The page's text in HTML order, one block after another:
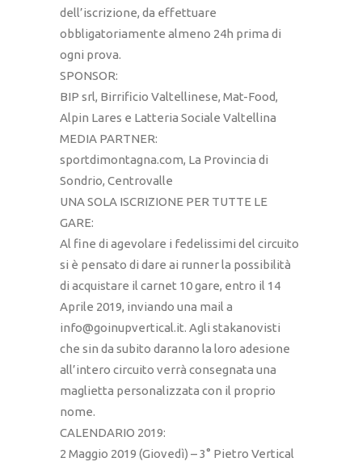
dell’iscrizione, da effettuare
obbligatoriamente almeno 24h prima di
ogni prova.
SPONSOR:
BIP srl, Birrificio Valtellinese, Mat-Food,
Alpin Lares e Latteria Sociale Valtellina
MEDIA PARTNER:
sportdimontagna.com, La Provincia di
Sondrio, Centrovalle
UNA SOLA ISCRIZIONE PER TUTTE LE
GARE:
Al fine di agevolare i fedelissimi del circuito
si è pensato di dare ai runner la possibilità
di acquistare il carnet 10 gare, entro il 14
Aprile 2019, inviando una mail a
info@goinupvertical.it. Agli stakanovisti
che sin da subito daranno la loro adesione
all’intero circuito verrà consegnata una
maglietta personalizzata con il proprio
nome.
CALENDARIO 2019:
2 Maggio 2019 (Giovedì) – 3° Pietro Vertical